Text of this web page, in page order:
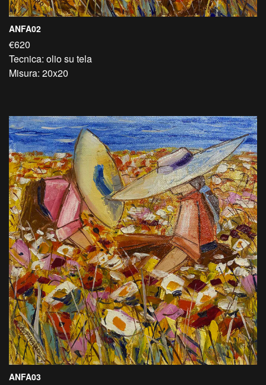
ANFA02
€620
Tecnica: olio su tela
Misura: 20x20
ANFA03